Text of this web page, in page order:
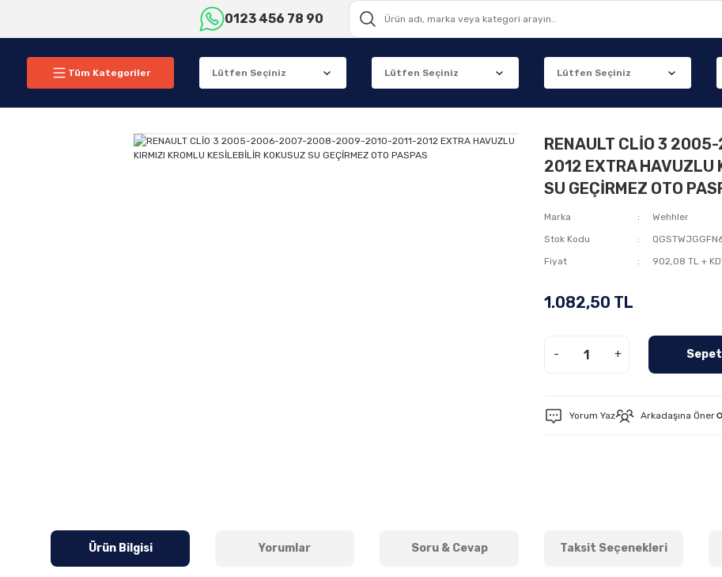
0123 456 78 90
Tüm Kategoriler
RENAULT CLİO 3
2012 EXTRA HAVUZLU
SU GEÇİRMEZ OTO
Marka
Wehhler
Stok Kodu
Fiyat
902,08 TL +
1.082,50 TL
- +
Yorum Yaz Arkadaşına Öner
Ürün Bilgisi Yorumlar Soru & Cevap Taksit Seçenekleri